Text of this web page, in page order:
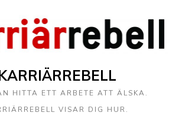
HITTA ETT ARBETE ATT ÄLSKA.
VISAR DIG HUR.